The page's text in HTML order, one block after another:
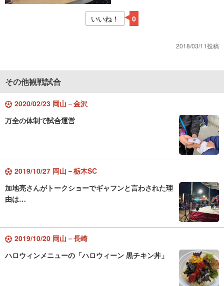
いいね！ 0
2018/03/11投稿
その他観戦試合
2020/02/23 岡山－金沢
万全の体制で試合運営
2019/10/27 岡山－栃木SC
加地亮さんがトークショーでギャフンと言わされた理
由は…
2019/10/20 岡山－長崎
ハロウィンメニューの「ハロウィーン 黒チキン丼」